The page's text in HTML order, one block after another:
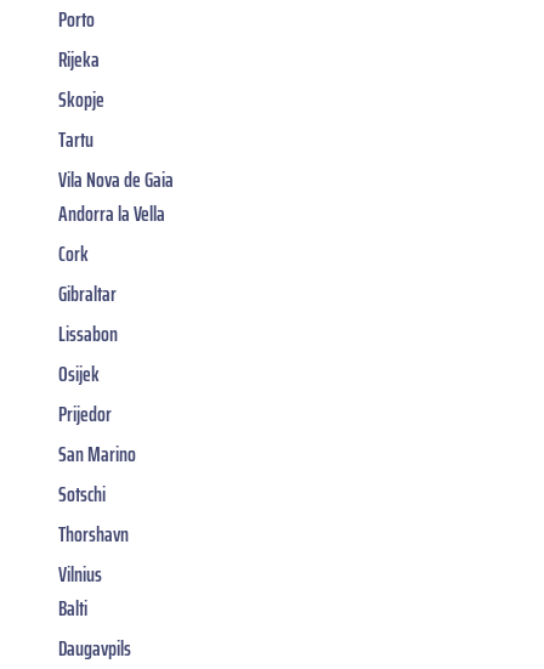
Porto
Rijeka
Skopje
Tartu
Vila Nova de Gaia
Andorra la Vella
Cork
Gibraltar
Lissabon
Osijek
Prijedor
San Marino
Sotschi
Thorshavn
Vilnius
Balti
Daugavpils